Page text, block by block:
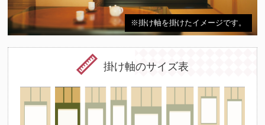
※掛け軸を掛けたイメージです。
掛け軸のサイズ表